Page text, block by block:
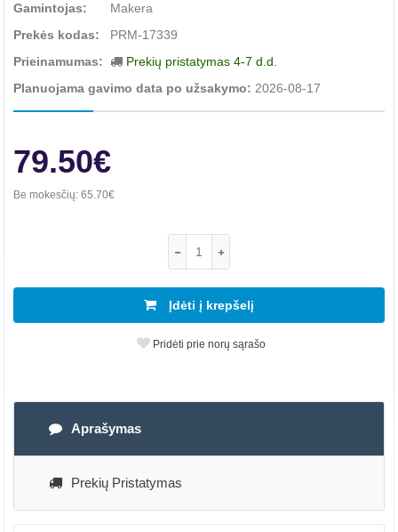
Gamintojas:
Makera
Prekės kodas:
PRM-17339
Prieinamumas:
Prekių pristatymas 4-7 d.d.
Planuojama gavimo data po užsakymo: 2026-08-17
79.50€
Be mokesčių: 65.70€
Įdėti į krepšelį
Pridėti prie norų sąrašo
Aprašymas
Prekių Pristatymas